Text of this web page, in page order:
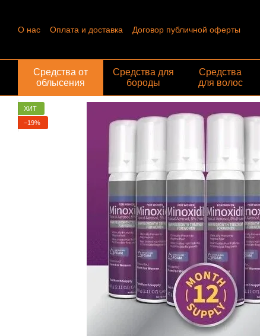
О нас Оплата и доставка
Договор публичной оферты
Средства от
облысения
Средства для
бороды
Средства
для волос
ХИТ
−19%